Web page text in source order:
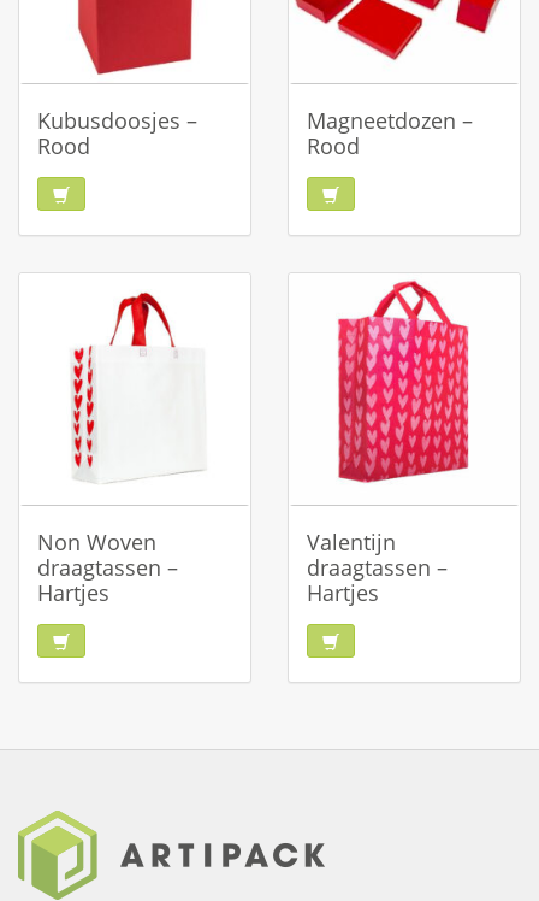
Kubusdoosjes –
Rood
Magneetdozen –
Rood
Non Woven
draagtassen –
Hartjes
Valentijn
draagtassen –
Hartjes